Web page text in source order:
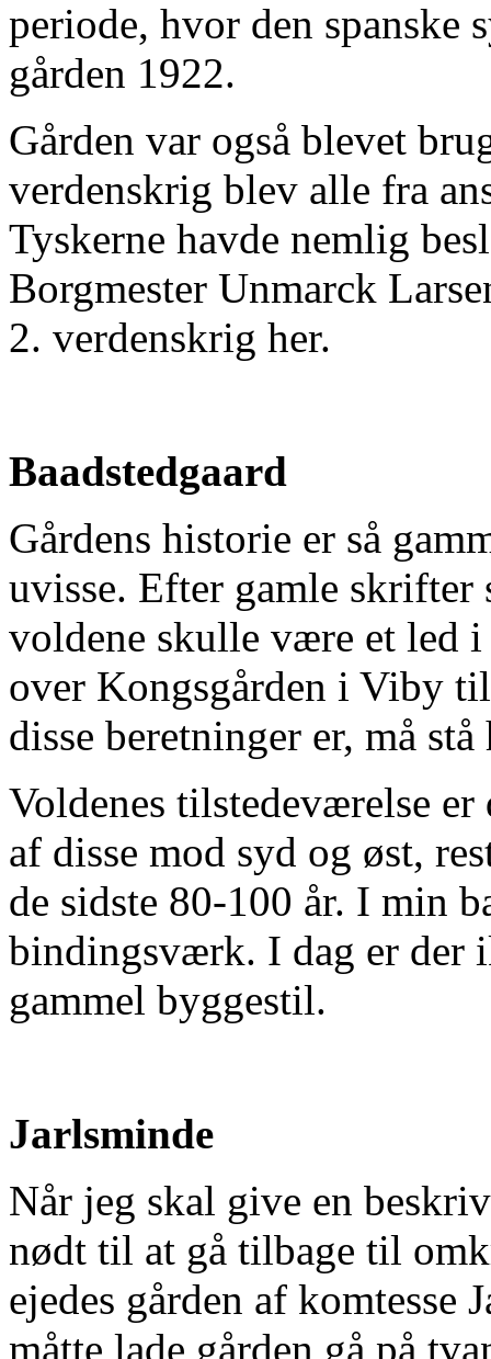
periode, hvor den spanske
gården 1922.
Gården var også blevet
verdenskrig blev alle fra
Tyskerne havde nemlig
Borgmester Unmarck
2. verdenskrig her.
Baadstedgaard
Gårdens historie er så
uvisse. Efter gamle skrifter
voldene skulle være et led
over Kongsgården i Viby
disse beretninger er, må
Voldenes tilstedeværelse
af disse mod syd og øst,
de sidste 80-100 år. I min
bindingsværk. I dag er der
gammel byggestil.
Jarlsminde
Når jeg skal give en
nødt til at gå tilbage til
ejedes gården af
måtte lade gården gå på